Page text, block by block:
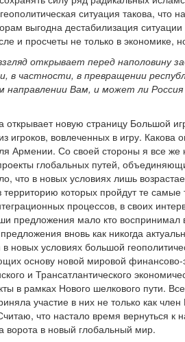
ситуация такова, что
выгодна дестабилизация
и просчеты не только в экономике,
открывает перед наполовину
в частности, в превращении
Вам, и может ли
новую страницу Большой
игроков, вовлеченных в игру.
Армении. Со своей стороны я все
глобальных путей,
что в новых условиях лишь
которых пройдут те самые
процессов, в своих
предложения мало кто
вновь как никогда
условиях большой
основу новой мировой
и Трансатлантического
в рамках Нового шелкового пути.
участие в них не только как
что настало время вернуться к
ворота в новый глобальный мир.